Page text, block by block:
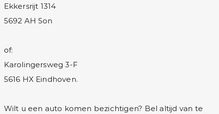
Ekkersrijt 1314
5692 AH Son
of:
Karolingersweg 3-F
5616 HX Eindhoven.
Wilt u een auto komen bezichtigen? Bel altijd van te